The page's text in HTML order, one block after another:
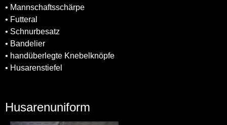
• Mannschaftsschärpe
• Futteral
• Schnurbesatz
• Bandelier
• handüberlegte Knebelknöpfe
• Husarenstiefel
Husarenuniform